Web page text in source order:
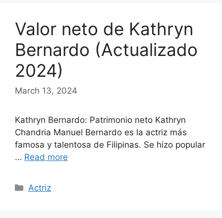
Valor neto de Kathryn
Bernardo (Actualizado
2024)
March 13, 2024
Kathryn Bernardo: Patrimonio neto Kathryn
Chandria Manuel Bernardo es la actriz más
famosa y talentosa de Filipinas. Se hizo popular
… Read more
Categories
Actriz